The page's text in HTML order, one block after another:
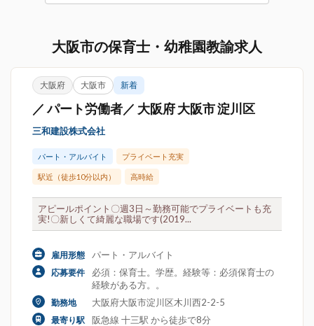
大阪市の保育士・幼稚園教諭求人
大阪府 大阪市 新着
／ パート労働者／ 大阪府 大阪市 淀川区
三和建設株式会社
パート・アルバイト プライベート充実
駅近（徒歩10分以内） 高時給
アピールポイント〇週3日～勤務可能でプライベートも充
実!〇新しくて綺麗な職場です(2019...
雇用形態 パート・アルバイト
応募要件
必須：保育士。学歴。経験等：必須保育士の
経験がある方。。
勤務地 大阪府大阪市淀川区木川西2-2-5
最寄り駅 阪急線 十三駅 から徒歩で8分